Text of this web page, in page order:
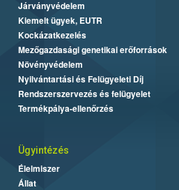
Járványvédelem
Kiemelt ügyek, EUTR
Kockázatkezelés
Mezőgazdasági genetikai erőforrások
Növényvédelem
Nyilvántartási és Felügyeleti Díj
Rendszerszervezés és felügyelet
Termékpálya-ellenőrzés
Ügyintézés
Élelmiszer
Állat